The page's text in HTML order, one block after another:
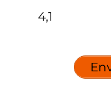
4,1